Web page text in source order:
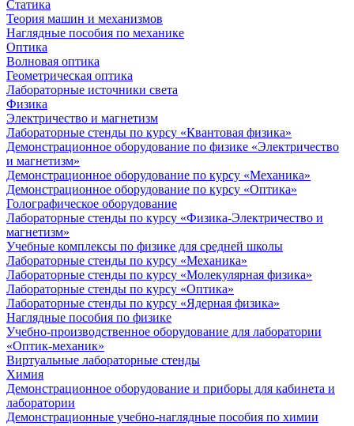
Статика
Теория машин и механизмов
Наглядные пособия по механике
Оптика
Волновая оптика
Геометрическая оптика
Лабораторные источники света
Физика
Электричество и магнетизм
Лабораторные стенды по курсу «Квантовая физика»
Демонстрационное оборудование по физике «Электричество
и магнетизм»
Демонстрационное оборудование по курсу «Механика»
Демонстрационное оборудование по курсу «Оптика»
Голографическое оборудование
Лабораторные стенды по курсу «Физика-Электричество и
магнетизм»
Учебные комплексы по физике для средней школы
Лабораторные стенды по курсу «Механика»
Лабораторные стенды по курсу «Молекулярная физика»
Лабораторные стенды по курсу «Оптика»
Лабораторные стенды по курсу «Ядерная физика»
Наглядные пособия по физике
Учебно-производственное оборудование для лаборатории
«Оптик-механик»
Виртуальные лабораторные стенды
Химия
Демонстрационное оборудование и приборы для кабинета и
лаборатории
Демонстрационные учебно-наглядные пособия по химии